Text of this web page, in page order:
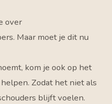
over
Maar moet je dit nu
kom je ook op het
Zodat het niet als
blijft voelen.